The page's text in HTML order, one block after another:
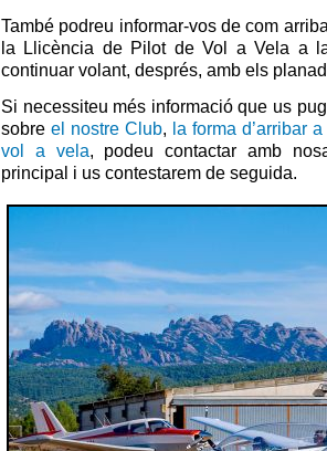
També podreu informar-vos de com
la Llicència de Pilot de Vol a Vela a
continuar volant, després, amb els
Si necessiteu més informació que us
sobre el nostre Club, la forma d’arribar
vol a vela, podeu contactar amb
principal i us contestarem de seguida.